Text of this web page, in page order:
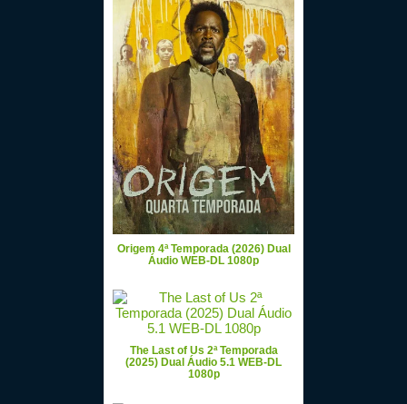
Origem 4ª Temporada (2026) Dual
Áudio WEB-DL 1080p
The Last of Us 2ª Temporada
(2025) Dual Áudio 5.1 WEB-DL
1080p